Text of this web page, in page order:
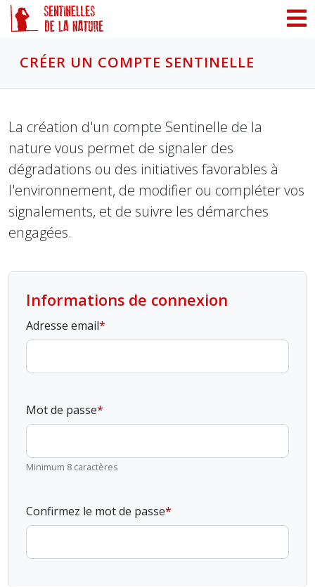
CRÉER UN COMPTE SENTINELLE
La création d'un compte Sentinelle de la
nature vous permet de signaler des
dégradations ou des initiatives favorables à
l'environnement, de modifier ou compléter vos
signalements, et de suivre les démarches
engagées.
Informations de connexion
Adresse email
Mot de passe
Minimum 8 caractères
Confirmez le mot de passe
Panneau de gestion des cookies